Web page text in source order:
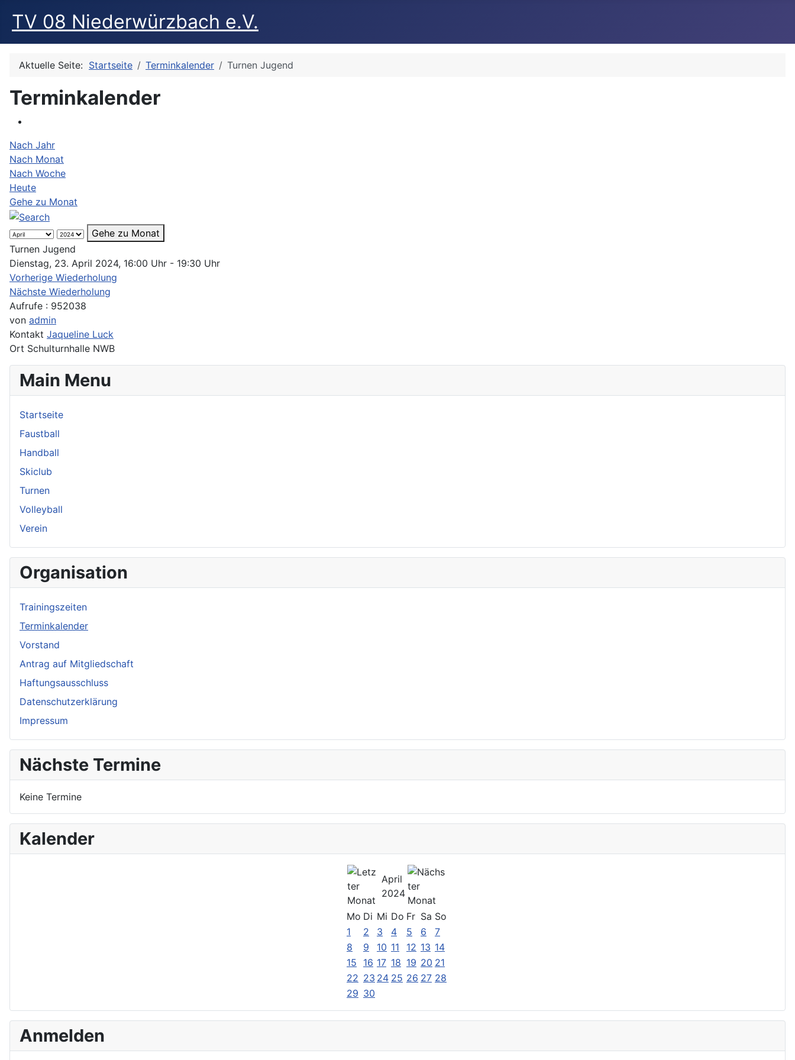
TV 08 Niederwürzbach e.V.
Aktuelle Seite: Startseite Terminkalender Turnen Jugend
Terminkalender
Nach Jahr
Nach Monat
Nach Woche
Heute
Gehe zu Monat
Gehe zu Monat
Turnen Jugend
Dienstag, 23. April 2024, 16:00 Uhr - 19:30 Uhr
Vorherige Wiederholung
Nächste Wiederholung
Aufrufe : 952038
von admin
Kontakt Jaqueline Luck
Ort Schulturnhalle NWB
Main Menu
Startseite
Faustball
Handball
Skiclub
Turnen
Volleyball
Verein
Organisation
Trainingszeiten
Terminkalender
Vorstand
Antrag auf Mitgliedschaft
Haftungsausschluss
Datenschutzerklärung
Impressum
Nächste Termine
Keine Termine
Kalender
April
2024
Mo Di Mi Do Fr Sa So
1
2 3 4 5 6
7
8
9 10 11 12 13 14
15
16 17 18 19 20 21
22 23 24 25 26 27 28
29 30
Anmelden